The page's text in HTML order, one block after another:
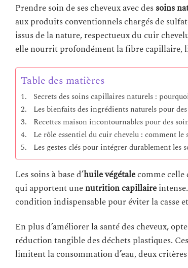
Prendre soin de ses cheveux avec dessoins
aux produits conventionnels chargés de
issus de la nature, respectueux du cuir
elle nourrit profondément la fibre capillaire,
Table des matières
Secrets des soins capillaires naturels :
Les bienfaits des ingrédients naturels pour
Recettes maison incontournables pour des
Le rôle essentiel du cuir chevelu : comment
Les gestes clés pour intégrer durablement les
Les soins à base d’huile végétalecomme celle
qui apportent unenutrition capillaire
condition indispensable pour éviter la casse
En plus d’améliorer la santé des cheveux,
réduction tangible des déchets plastiques.
limitent la consommation d’eau, deux